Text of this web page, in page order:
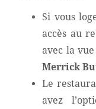
Si vous
accès au
avec la
Merrick
Le
avez